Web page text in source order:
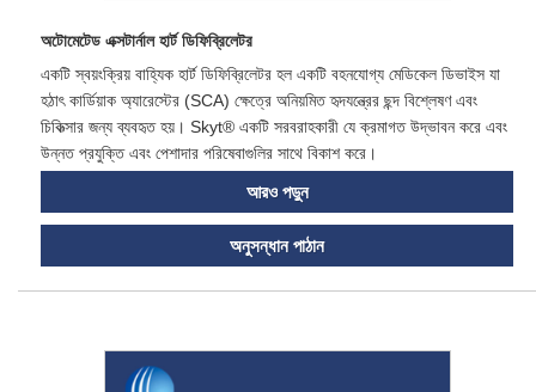
অটোমেটেড এক্সটার্নাল হার্ট ডিফিব্রিলেটর
একটি স্বয়ংক্রিয় বাহ্যিক হার্ট ডিফিব্রিলেটর হল একটি বহনযোগ্য মেডিকেল ডিভাইস যা
হঠাৎ কার্ডিয়াক অ্যারেস্টের (SCA) ক্ষেত্রে অনিয়মিত হৃদযন্ত্রের ছন্দ বিশ্লেষণ এবং
চিকিত্সার জন্য ব্যবহৃত হয়। Skyt® একটি সরবরাহকারী যে ক্রমাগত উদ্ভাবন করে এবং
উন্নত প্রযুক্তি এবং পেশাদার পরিষেবাগুলির সাথে বিকাশ করে।
আরও পড়ুন
অনুসন্ধান পাঠান